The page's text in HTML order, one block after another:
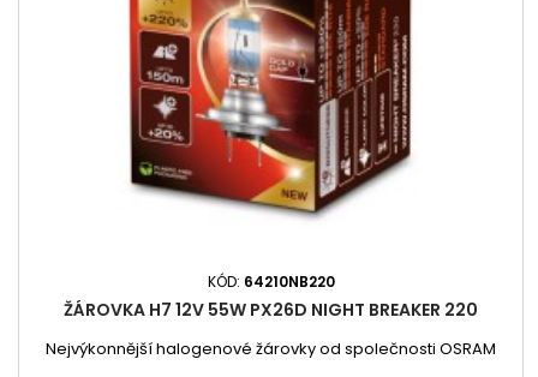
KÓD: 64210NB220
ŽÁROVKA H7 12V 55W PX26D NIGHT BREAKER 220
Nejvýkonnější halogenové žárovky od společnosti OSRAM